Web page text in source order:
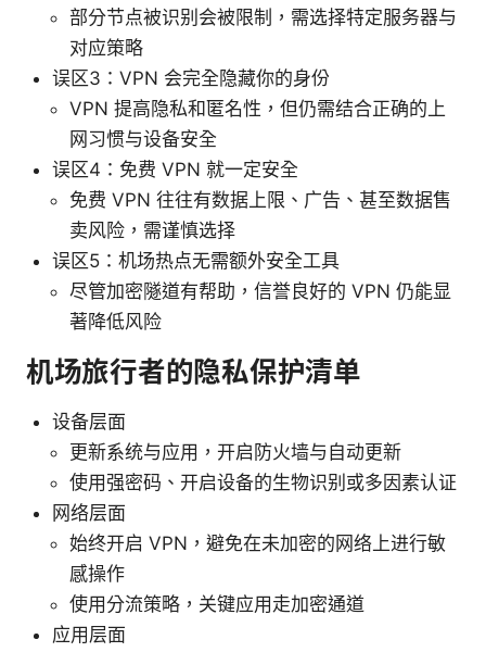
部分节点被识别会被限制，需选择特定服务器与
对应策略
误区3：VPN 会完全隐藏你的身份
VPN 提高隐私和匿名性，但仍需结合正确的上
网习惯与设备安全
误区4：免费 VPN 就一定安全
免费 VPN 往往有数据上限、广告、甚至数据售
卖风险，需谨慎选择
误区5：机场热点无需额外安全工具
尽管加密隧道有帮助，信誉良好的 VPN 仍能显
著降低风险
机场旅行者的隐私保护清单
设备层面
更新系统与应用，开启防火墙与自动更新
使用强密码、开启设备的生物识别或多因素认证
网络层面
始终开启 VPN，避免在未加密的网络上进行敏
感操作
使用分流策略，关键应用走加密通道
应用层面